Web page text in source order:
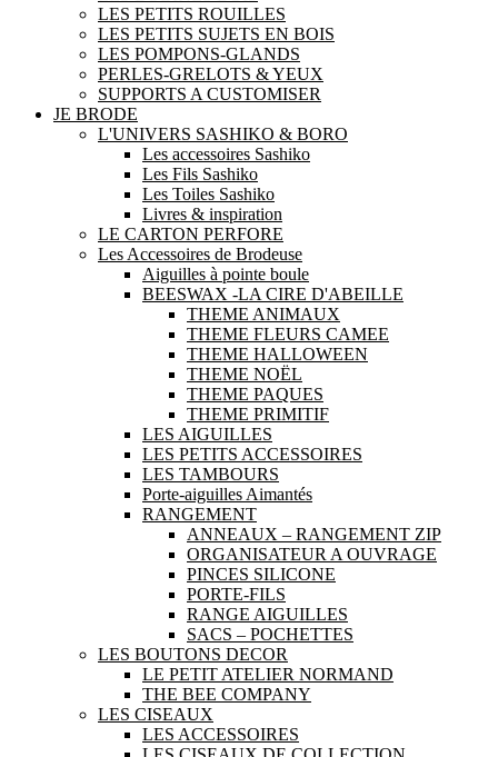
LES PETITS ROUILLES
LES PETITS SUJETS EN BOIS
LES POMPONS-GLANDS
PERLES-GRELOTS & YEUX
SUPPORTS A CUSTOMISER
JE BRODE
L'UNIVERS SASHIKO & BORO
Les accessoires Sashiko
Les Fils Sashiko
Les Toiles Sashiko
Livres & inspiration
LE CARTON PERFORE
Les Accessoires de Brodeuse
Aiguilles à pointe boule
BEESWAX -LA CIRE D'ABEILLE
THEME ANIMAUX
THEME FLEURS CAMEE
THEME HALLOWEEN
THEME NOËL
THEME PAQUES
THEME PRIMITIF
LES AIGUILLES
LES PETITS ACCESSOIRES
LES TAMBOURS
Porte-aiguilles Aimantés
RANGEMENT
ANNEAUX – RANGEMENT ZIP
ORGANISATEUR A OUVRAGE
PINCES SILICONE
PORTE-FILS
RANGE AIGUILLES
SACS – POCHETTES
LES BOUTONS DECOR
LE PETIT ATELIER NORMAND
THE BEE COMPANY
LES CISEAUX
LES ACCESSOIRES